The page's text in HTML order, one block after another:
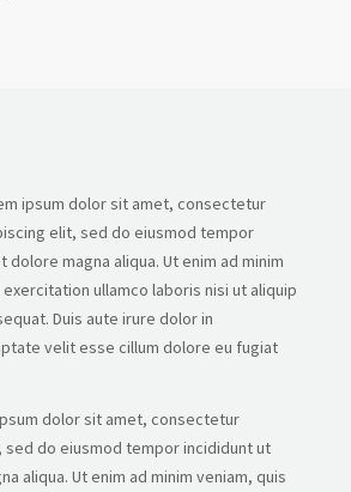
ipsum dolor sit amet, consectetur
elit, sed do eiusmod tempor
magna aliqua. Ut enim ad minim
ullamco laboris nisi ut aliquip
Duis aute irure dolor in
velit esse cillum dolore eu fugiat
dolor sit amet, consectetur
sed do eiusmod tempor incididunt ut
aliqua. Ut enim ad minim veniam, quis